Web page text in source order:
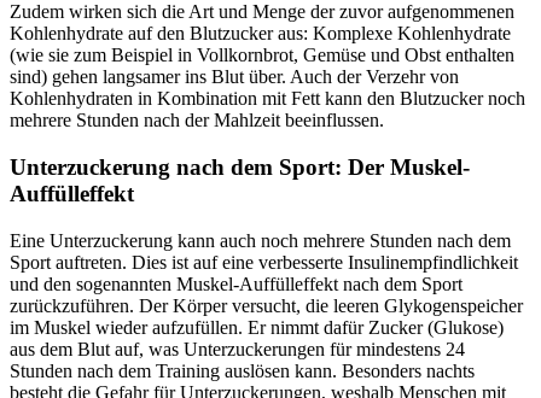
Zudem wirken sich die Art und Menge der zuvor aufgenommenen
Kohlenhydrate auf den Blutzucker aus: Komplexe Kohlenhydrate
(wie sie zum Beispiel in Vollkornbrot, Gemüse und Obst enthalten
sind) gehen langsamer ins Blut über. Auch der Verzehr von
Kohlenhydraten in Kombination mit Fett kann den Blutzucker noch
mehrere Stunden nach der Mahlzeit beeinflussen.
Unterzuckerung nach dem Sport: Der Muskel-
Auffülleffekt
Eine Unterzuckerung kann auch noch mehrere Stunden nach dem
Sport auftreten. Dies ist auf eine verbesserte Insulinempfindlichkeit
und den sogenannten Muskel-Auffülleffekt nach dem Sport
zurückzuführen. Der Körper versucht, die leeren Glykogenspeicher
im Muskel wieder aufzufüllen. Er nimmt dafür Zucker (Glukose)
aus dem Blut auf, was Unterzuckerungen für mindestens 24
Stunden nach dem Training auslösen kann. Besonders nachts
besteht die Gefahr für Unterzuckerungen, weshalb Menschen mit